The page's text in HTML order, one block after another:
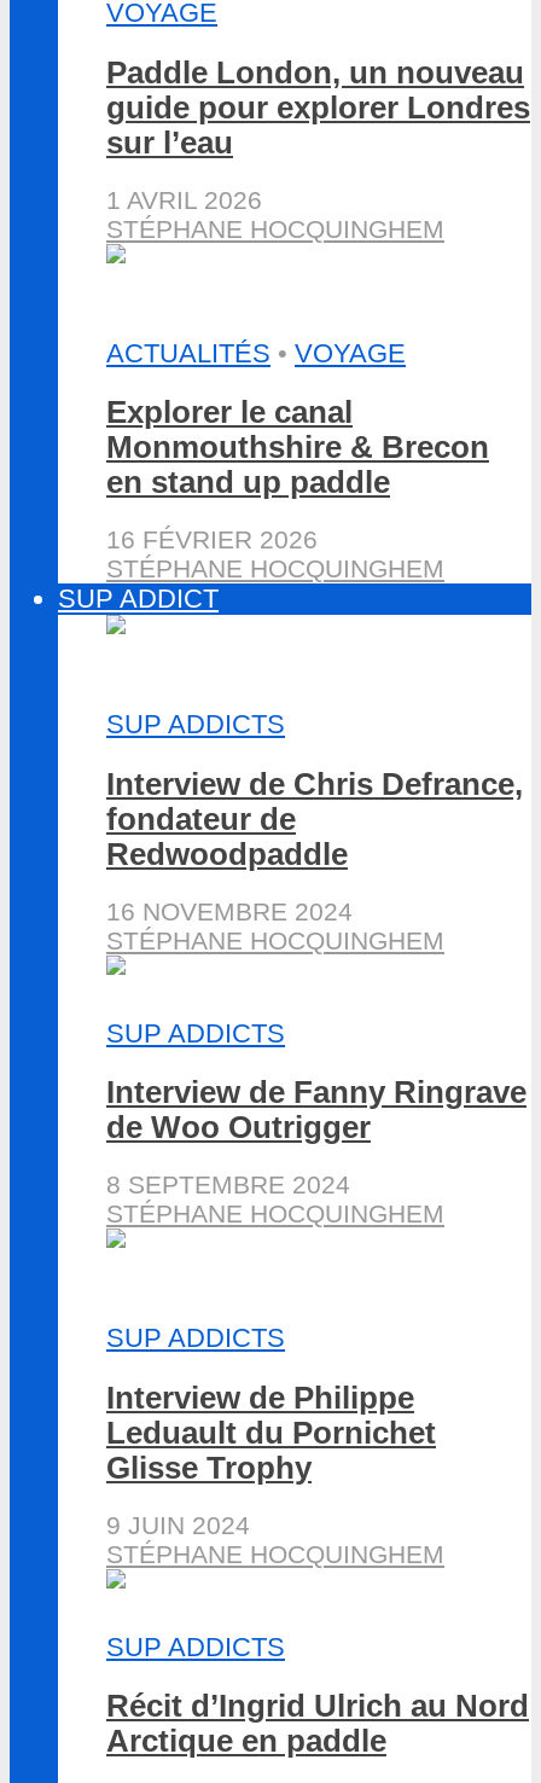
VOYAGE
Paddle London, un nouveau
guide pour explorer Londres
sur l’eau
1 AVRIL 2026
STÉPHANE HOCQUINGHEM
ACTUALITÉS • VOYAGE
Explorer le canal
Monmouthshire & Brecon
en stand up paddle
16 FÉVRIER 2026
STÉPHANE HOCQUINGHEM
SUP ADDICT
SUP ADDICTS
Interview de Chris Defrance,
fondateur de
Redwoodpaddle
16 NOVEMBRE 2024
STÉPHANE HOCQUINGHEM
SUP ADDICTS
Interview de Fanny Ringrave
de Woo Outrigger
8 SEPTEMBRE 2024
STÉPHANE HOCQUINGHEM
SUP ADDICTS
Interview de Philippe
Leduault du Pornichet
Glisse Trophy
9 JUIN 2024
STÉPHANE HOCQUINGHEM
SUP ADDICTS
Récit d’Ingrid Ulrich au Nord
Arctique en paddle